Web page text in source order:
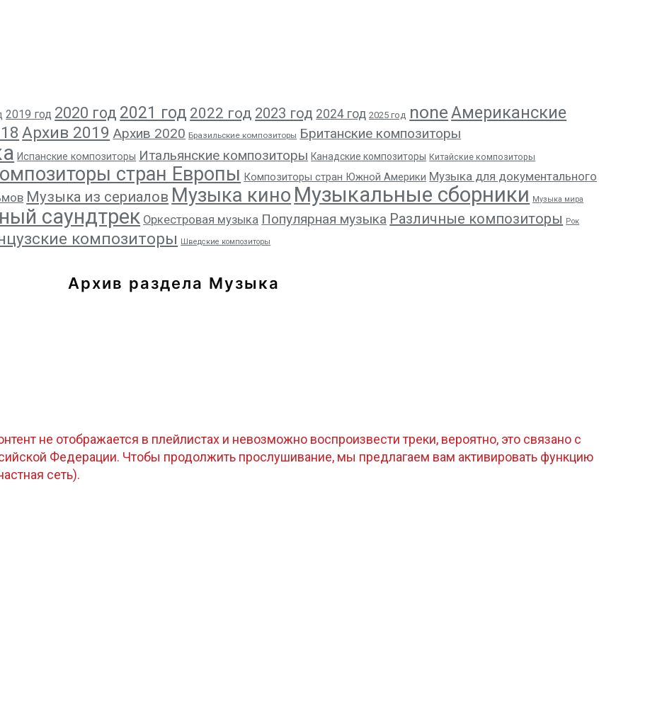
2019 год 2020 год 2021 год 2022 год 2023 год 2024 год 2025 год noneАмериканские
Архив 2019 Архив 2020 Бразильские композиторы Британские композиторы
Испанские композиторы Итальянские композиторы Канадские композиторы Китайские композиторы
стран Европы Композиторы стран Южной Америки Музыка для документального
Музыка из сериалов Музыка кино Музыкальные сборники Музыка мира
саундтрек Оркестровая музыка Популярная музыка Различные композиторы Рок
композиторы Шведские композиторы
Архив раздела Музыка
не отображается в плейлистах и невозможно воспроизвести треки, вероятно, это связано с
Федерации. Чтобы продолжить прослушивание, мы предлагаем вам активировать функцию
сеть).